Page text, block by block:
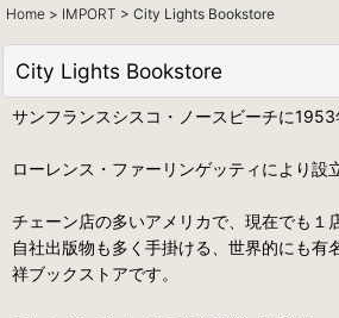
Home > IMPORT > City Lights Bookstore
City Lights Bookstore
サンフランスシスコ・ノースビーチに1953
ローレンス・ファーリンゲッティにより設
チェーン店の多いアメリカで、現在でも１
自社出版物も多く手掛ける、世界的にも有
祥ブックストアです。